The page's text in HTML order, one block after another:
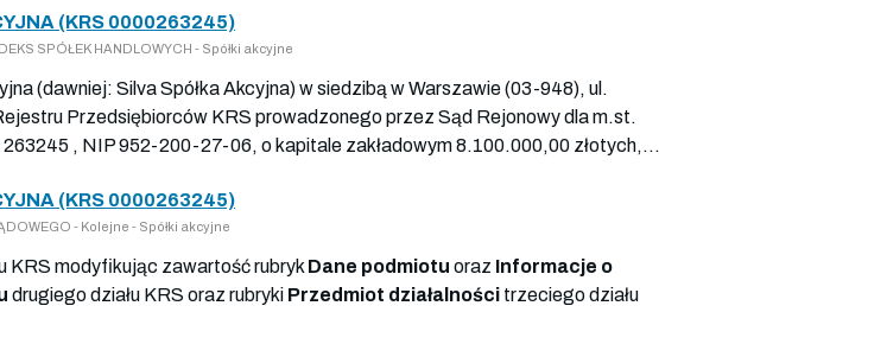
(KRS 0000263245)
SPÓŁEK HANDLOWYCH - Spółki akcyjne
(dawniej: Silva Spółka Akcyjna) w siedzibą w Warszawie (03-948), ul.
Przedsiębiorców KRS prowadzonego przez Sąd Rejonowy dla m.st.
, NIP 952-200-27-06, o kapitale zakładowym 8.100.000,00 złotych,...
(KRS 0000263245)
- Kolejne - Spółki akcyjne
KRS modyfikując zawartość rubryk Dane podmiotu oraz Informacje o
drugiego działu KRS oraz rubryki Przedmiot działalności trzeciego działu